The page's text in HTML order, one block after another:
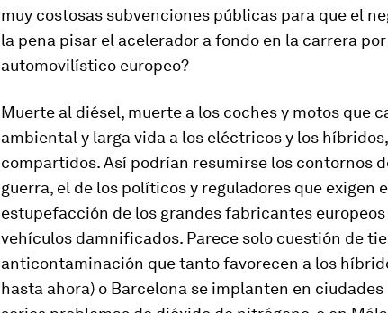
muy costosas subvenciones públicas para que el
la pena pisar el acelerador a fondo en la carrera
automovilístico europeo?
Muerte al diésel, muerte a los coches y motos que
ambiental y larga vida a los eléctricos y los
compartidos. Así podrían resumirse los contornos
guerra, el de los políticos y reguladores que exigen
estupefacción de los grandes fabricantes europeos
vehículos damnificados. Parece solo cuestión de
anticontaminación que tanto favorecen a los
hasta ahora) o Barcelona se implanten en ciudades